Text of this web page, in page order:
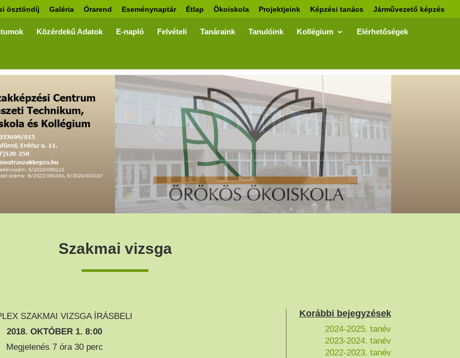
ösztöndíj Galéria Órarend Eseménynaptár Étlap Ökoiskola Projektjeink Képzési tanács Járművezető képzés
Közérdekű Adatok E-napló Felvételi Tanáraink Tanulóink Kollégium Elérhetőségek
Szakmai vizsga
SZAKMAI VIZSGA ÍRÁSBELI
2018. OKTÓBER 1. 8:00
Megjelenés 7 óra 30 perc
Korábbi bejegyzések
2024-2025. tanév
2023-2024. tanév
2022-2023. tanév